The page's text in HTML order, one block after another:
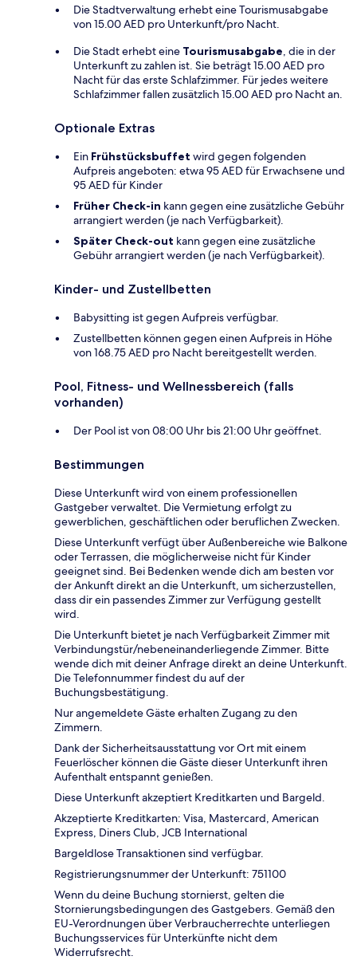
Die Stadtverwaltung erhebt eine Tourismusabgabe
von 15.00 AED pro Unterkunft/pro Nacht.
Die Stadt erhebt eine Tourismusabgabe, die in der
Unterkunft zu zahlen ist. Sie beträgt 15.00 AED pro
Nacht für das erste Schlafzimmer. Für jedes weitere
Schlafzimmer fallen zusätzlich 15.00 AED pro Nacht an.
Optionale Extras
Ein Frühstücksbuffet wird gegen folgenden
Aufpreis angeboten: etwa 95 AED für Erwachsene und
95 AED für Kinder
Früher Check-in kann gegen eine zusätzliche Gebühr
arrangiert werden (je nach Verfügbarkeit).
Später Check-out kann gegen eine zusätzliche
Gebühr arrangiert werden (je nach Verfügbarkeit).
Kinder- und Zustellbetten
Babysitting ist gegen Aufpreis verfügbar.
Zustellbetten können gegen einen Aufpreis in Höhe
von 168.75 AED pro Nacht bereitgestellt werden.
Pool, Fitness- und Wellnessbereich (falls
vorhanden)
Der Pool ist von 08:00 Uhr bis 21:00 Uhr geöffnet.
Bestimmungen
Diese Unterkunft wird von einem professionellen
Gastgeber verwaltet. Die Vermietung erfolgt zu
gewerblichen, geschäftlichen oder beruflichen Zwecken.
Diese Unterkunft verfügt über Außenbereiche wie Balkone
oder Terrassen, die möglicherweise nicht für Kinder
geeignet sind. Bei Bedenken wende dich am besten vor
der Ankunft direkt an die Unterkunft, um sicherzustellen,
dass dir ein passendes Zimmer zur Verfügung gestellt
wird.
Die Unterkunft bietet je nach Verfügbarkeit Zimmer mit
Verbindungstür/nebeneinanderliegende Zimmer. Bitte
wende dich mit deiner Anfrage direkt an deine Unterkunft.
Die Telefonnummer findest du auf der
Buchungsbestätigung.
Nur angemeldete Gäste erhalten Zugang zu den
Zimmern.
Dank der Sicherheitsausstattung vor Ort mit einem
Feuerlöscher können die Gäste dieser Unterkunft ihren
Aufenthalt entspannt genießen.
Diese Unterkunft akzeptiert Kreditkarten und Bargeld.
Akzeptierte Kreditkarten: Visa, Mastercard, American
Express, Diners Club, JCB International
Bargeldlose Transaktionen sind verfügbar.
Registrierungsnummer der Unterkunft: 751100
Wenn du deine Buchung stornierst, gelten die
Stornierungsbedingungen des Gastgebers. Gemäß den
EU-Verordnungen über Verbraucherrechte unterliegen
Buchungsservices für Unterkünfte nicht dem
Widerrufsrecht.